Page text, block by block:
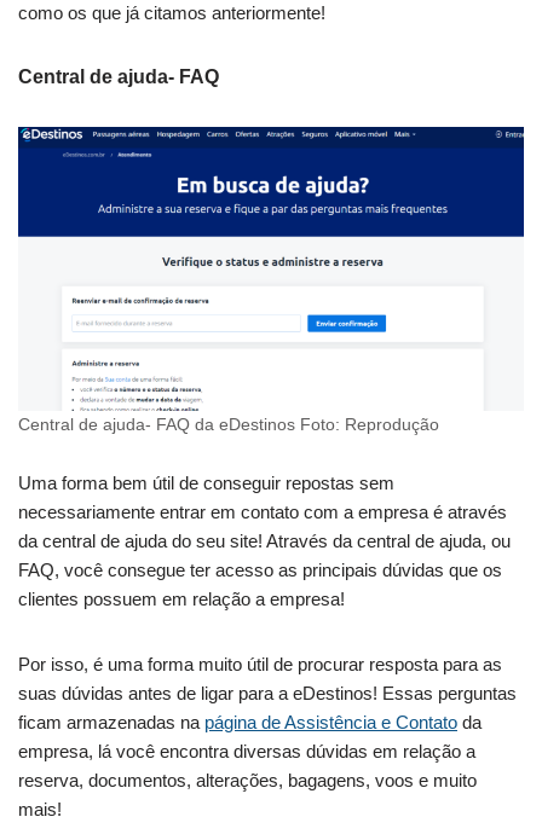
como os que já citamos anteriormente!
Central de ajuda- FAQ
Central de ajuda- FAQ da eDestinos Foto: Reprodução
Uma forma bem útil de conseguir repostas sem
necessariamente entrar em contato com a empresa é através
da central de ajuda do seu site! Através da central de ajuda, ou
FAQ, você consegue ter acesso as principais dúvidas que os
clientes possuem em relação a empresa!
Por isso, é uma forma muito útil de procurar resposta para as
suas dúvidas antes de ligar para a eDestinos! Essas perguntas
ficam armazenadas na página de Assistência e Contato da
empresa, lá você encontra diversas dúvidas em relação a
reserva, documentos, alterações, bagagens, voos e muito
mais!